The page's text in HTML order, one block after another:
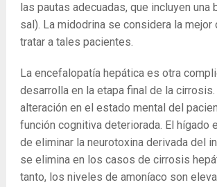
las pautas adecuadas, que incluyen una
sal). La midodrina se considera la mejor
tratar a tales pacientes.
La ​​encefalopatía hepática es otra
desarrolla en la etapa final de la cirrosis.
alteración en el estado mental del
función cognitiva deteriorada. El hígado
de eliminar la neurotoxina derivada del
se elimina en los casos de cirrosis
tanto, los niveles de amoníaco son